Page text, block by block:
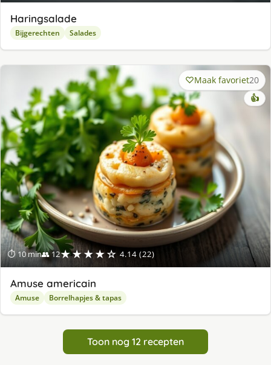
Haringsalade
Bijgerechten Salades
⏱ 10 min👥 12★★★★☆ 4.14 (22)
Maak favoriet20
👍
Amuse americain
Amuse Borrelhapjes & tapas
Toon nog 12 recepten